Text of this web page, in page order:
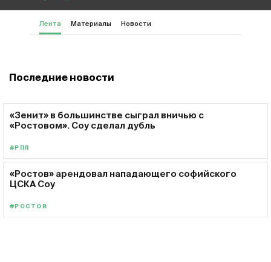
Лента Материалы Новости
Последние новости
«Зенит» в большинстве сыграл вничью с
«Ростовом». Соу сделал дубль
#РПЛ
«Ростов» арендовал нападающего софийского
ЦСКА Соу
#РОСТОВ